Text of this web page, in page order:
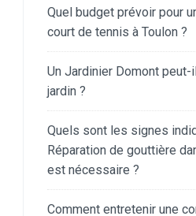
Quel budget prévoir pour
court de tennis à Toulon ?
Un Jardinier Domont peut-
jardin ?
Quels sont les signes
Réparation de gouttière
est nécessaire ?
Comment entretenir une